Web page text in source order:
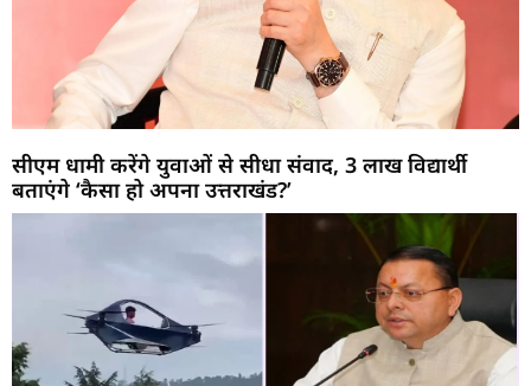
सीएम धामी करेंगे युवाओं से सीधा संवाद, 3 लाख विद्यार्थी
बताएंगे ‘कैसा हो अपना उत्तराखंड?’